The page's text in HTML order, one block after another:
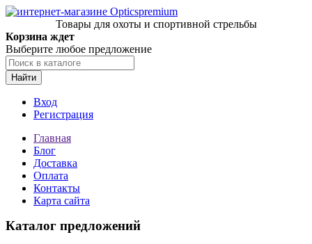
Товары для охоты и спортивной стрельбы
Корзина ждет
Выберите любое предложение
Найти
Вход
Регистрация
Главная
Блог
Доставка
Оплата
Контакты
Карта сайта
Каталог предложений